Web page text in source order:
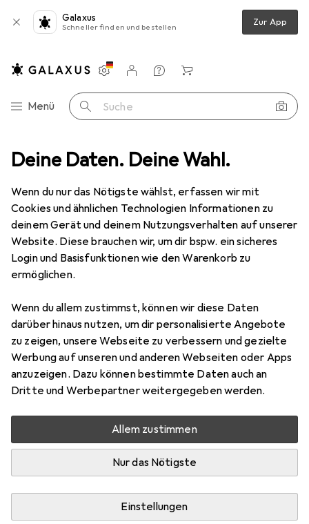
Deine Daten. Deine Wahl.
Wenn du nur das Nötigste wählst, erfassen wir mit
Cookies und ähnlichen Technologien Informationen zu
deinem Gerät und deinem Nutzungsverhalten auf unserer
Website. Diese brauchen wir, um dir bspw. ein sicheres
Login und Basisfunktionen wie den Warenkorb zu
ermöglichen.
Wenn du allem zustimmst, können wir diese Daten
darüber hinaus nutzen, um dir personalisierte Angebote
zu zeigen, unsere Webseite zu verbessern und gezielte
Werbung auf unseren und anderen Webseiten oder Apps
anzuzeigen. Dazu können bestimmte Daten auch an
Dritte und Werbepartner weitergegeben werden.
Allem zustimmen
Nur das Nötigste
Einstellungen
Galaxus
Schneller finden und bestellen Zur App
Navigation nach Kategorien
Menü Suche
Einstellungen
Kundenkonto
Vergleichslisten
Merklisten
Warenkorb
Notebook Akku CoreParts MBXDE-BA0005
4 Bilder
CorePartsMBXDE-BA0005
Preis in EUR inkl. MwSt.
EUR
67,94
Bewertungen Marke
Mehr von CoreParts
Mi, 12.8. geliefert
Mehr als 10 Stück an Lager beim Lieferanten
Lieferort angeben für genaue Lieferzeit
In den Warenkorb